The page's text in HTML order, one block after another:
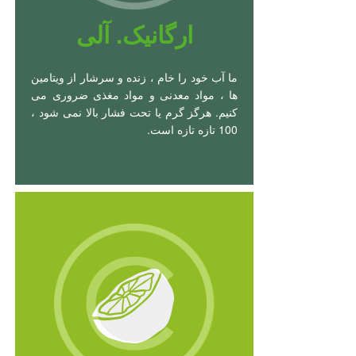
ارگانیک. آلی
ما آب خود را خام ، زنده و سرشار از ویتامین
ها ، مواد معدنی و مواد مغذی ضروری می
کنیم. هرگز گرم یا تحت فشار بالا نمی شود ،
100 تازه تازه است.